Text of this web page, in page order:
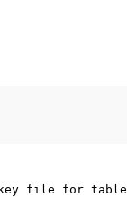
file for